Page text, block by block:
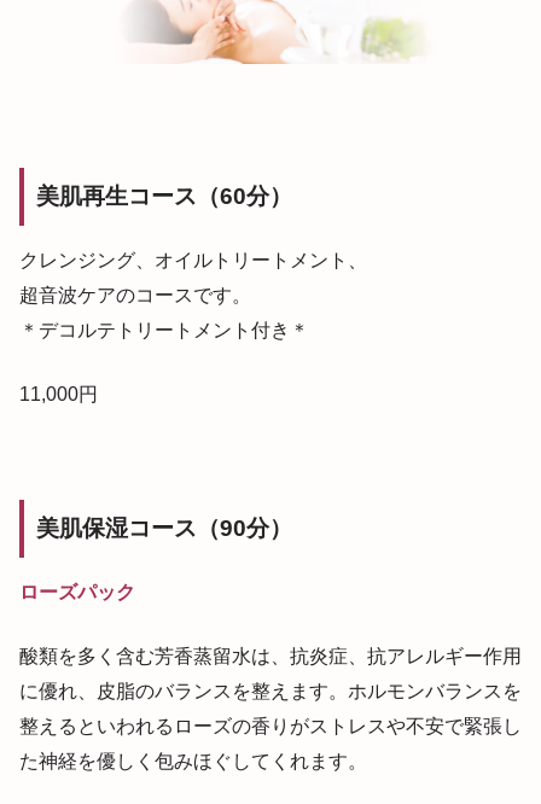
美肌再生コース（60分）
クレンジング、オイルトリートメント、
超音波ケアのコースです。
＊デコルテトリートメント付き＊
11,000円
美肌保湿コース（90分）
ローズパック
酸類を多く含む芳香蒸留水は、抗炎症、抗アレルギー作用
に優れ、皮脂のバランスを整えます。ホルモンバランスを
整えるといわれるローズの香りがストレスや不安で緊張し
た神経を優しく包みほぐしてくれます。